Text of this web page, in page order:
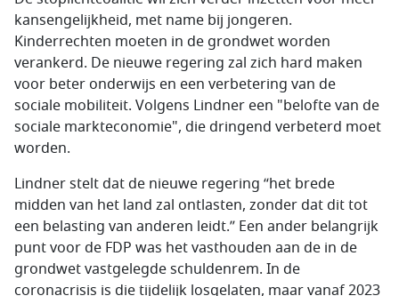
kansengelijkheid, met name bij jongeren.
Kinderrechten moeten in de grondwet worden
verankerd. De nieuwe regering zal zich hard maken
voor beter onderwijs en een verbetering van de
sociale mobiliteit. Volgens Lindner een "belofte van de
sociale markteconomie", die dringend verbeterd moet
worden.
Lindner stelt dat de nieuwe regering “het brede
midden van het land zal ontlasten, zonder dat dit tot
een belasting van anderen leidt.” Een ander belangrijk
punt voor de FDP was het vasthouden aan de in de
grondwet vastgelegde schuldenrem. In de
coronacrisis is die tijdelijk losgelaten, maar vanaf 2023